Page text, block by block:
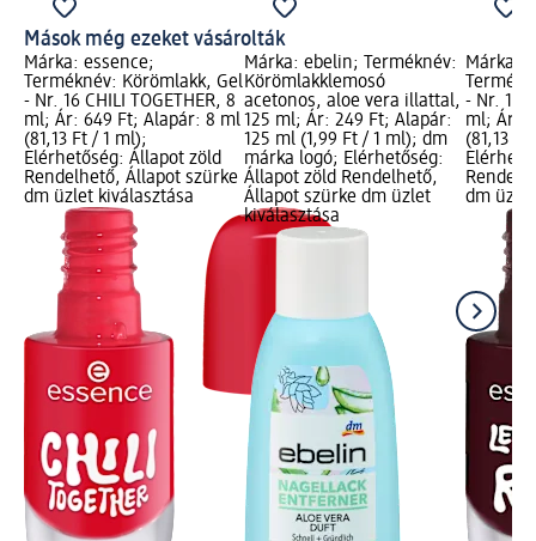
Mások még ezeket vásárolták
Márka: essence;
Terméknév: Körömlakk, Gel
- Nr. 16 CHILI TOGETHER, 8
ml; Ár: 649 Ft; Alapár: 8 ml
(81,13 Ft / 1 ml);
Elérhetőség: Állapot zöld
Rendelhető, Állapot szürke
dm üzlet kiválasztása
Márka: ebelin; Terméknév:
Körömlakklemosó
acetonos, aloe vera illattal,
125 ml; Ár: 249 Ft; Alapár:
125 ml (1,99 Ft / 1 ml); dm
márka logó; Elérhetőség:
Állapot zöld Rendelhető,
Állapot szürke dm üzlet
kiválasztása
Márka:
- Nr. 12
ml; Ár:
(81,13
dm